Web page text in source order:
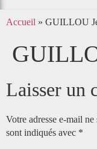
Accueil » GUILLOU
Laisser un
Votre adresse e-mail ne
sont indiqués avec *